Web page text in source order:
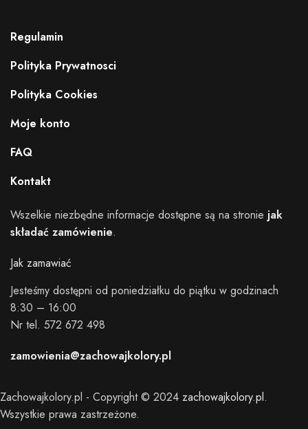
Regulamin
Polityka Prywatnosci
Polityka Cookies
Moje konto
FAQ
Kontakt
Wszelkie niezbędne informacje dostępne są na stronie jak
składać zamówienie.
Jak zamawiać
Jesteśmy dostępni od poniedziałku do piątku w godzinach
8:30 – 16:00
Nr tel. 572 672 498
zamowienia@zachowajkolory.pl
Zachowajkolory.pl - Copyright © 2024 zachowajkolory.pl.
Wszystkie prawa zastrzeżone.